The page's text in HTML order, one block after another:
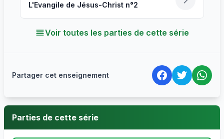
L'Evangile de Jésus-Christ n°2
Voir toutes les parties de cette série
Partager cet enseignement
Parties de cette série